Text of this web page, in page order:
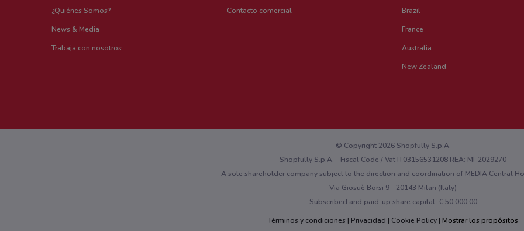
¿Quiénes Somos?
News & Media
Trabaja con nosotros
Contacto comercial
Brazil
France
Australia
New Zealand
© Copyright 2026 Shopfully S.p.A.
Shopfully S.p.A. - Fiscal Code / Vat IT03156531208 REA: MI-2029270
A sole shareholder company subject to the direction and coordination of MEDIA Central
Via Giosuè Borsi 9 - 20143 Milan (Italy)
Subscribed and paid-up share capital: € 50.000,00
Términos y condiciones
Privacidad Cookie Policy Mostrar los propósitos